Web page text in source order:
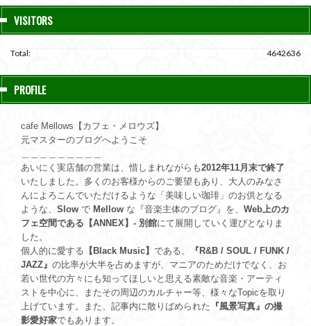
VISITORS
4642636
Total:
PROFILE
cafe Mellows【カフェ・メロウズ】
元マスターのブログへようこそ
あいにく実店舗の営業は、惜しまれながらも2012年11月末で終了
いたしました。多くのお客様からのご要望もあり、大人のみなさ
んによろこんでいただけるような「美味しい珈琲」のお供となる
ような、 Slow で Mellow な『音楽主体のブログ』を、 Web上のカ
フェ空間である【ANNEX】- 別館にて展開していく運びとなりま
した。
個人的に愛する 【Black Music】 である、
『R&B / SOUL / FUNK /
JAZZ』 の比率が大半を占めますが、マニアのためだけでなく、お
若い世代の方々にも知ってほしいと思える素敵な音楽・アーティ
ストを中心に、またその周辺のカルチャー等、様々なTopicを取り
上げています。また、記事内に散りばめられた 『風景写真』の撮
影愛好家でもあります。